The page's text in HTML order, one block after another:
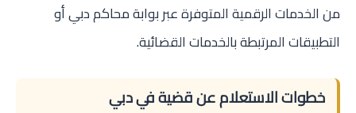
من الخدمات الرقمية المتوفرة عبر بوابة محاكم دبي أو
التطبيقات المرتبطة بالخدمات القضائية.
خطوات الاستعلام عن قضية في دبي